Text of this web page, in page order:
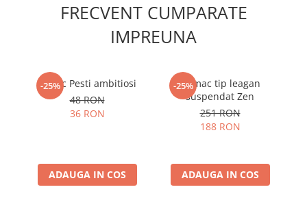
FRECVENT CUMPARATE
IMPREUNA
-25%
Breloc Pesti ambitiosi
48 RON
36 RON
ADAUGA IN COS
-25%
Hamac tip leagan
suspendat Zen
251 RON
188 RON
ADAUGA IN COS